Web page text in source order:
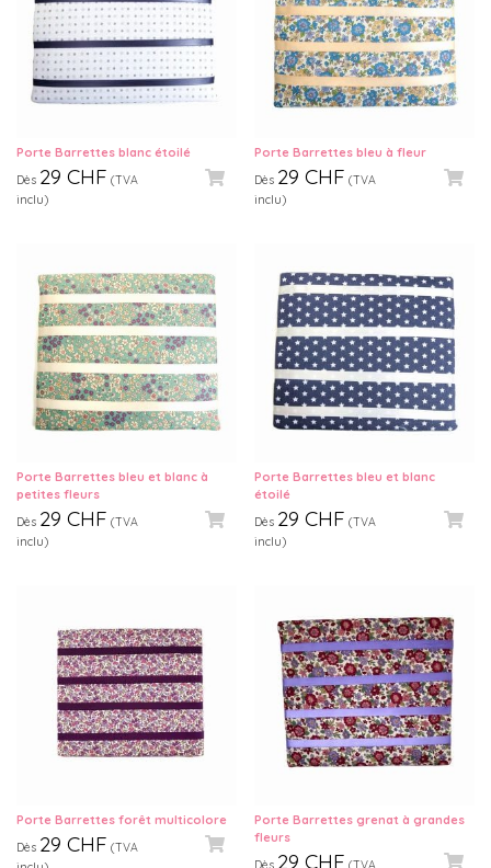
Porte Barrettes blanc étoilé
Dès 29 CHF (TVA
inclu)
Porte Barrettes bleu à fleur
Dès 29CHF (TVA
inclu)
Porte Barrettes bleu et blanc à
petites fleurs
Dès 29 CHF (TVA
inclu)
Porte Barrettes bleu et blanc
étoilé
Dès 29CHF (TVA
inclu)
Porte Barrettes forêt multicolore
Dès 29 CHF (TVA
Porte Barrettes grenat à grandes
fleurs
Dès 29CHF (TVA